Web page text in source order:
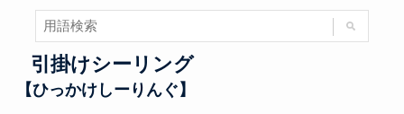
引掛けシーリング
【ひっかけしーりんぐ】